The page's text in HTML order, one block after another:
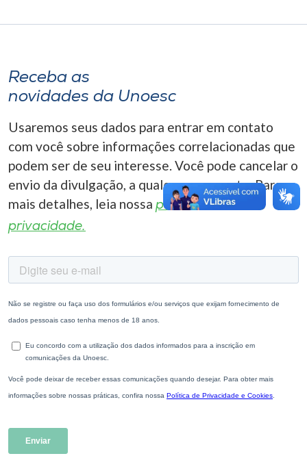
A-
Receba as
novidades da Unoesc
Usaremos seus dados para entrar em contato
com você sobre informações correlacionadas que
podem ser de seu interesse. Você pode cancelar o
envio da divulgação, a qualquer momento. Para
mais detalhes, leia nossa política de
privacidade.